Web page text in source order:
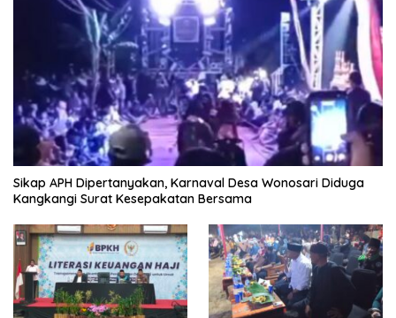
Sikap APH Dipertanyakan, Karnaval Desa Wonosari Diduga
Kangkangi Surat Kesepakatan Bersama